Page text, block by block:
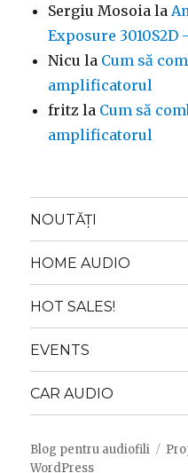
Sergiu Mosoia la
Exposure 3010S2D
Nicu la Cum să
amplificatorul
fritz la Cum să
amplificatorul
NOUTĂȚI
HOME AUDIO
HOT SALES!
EVENTS
CAR AUDIO
Blog pentru audiofili
WordPress